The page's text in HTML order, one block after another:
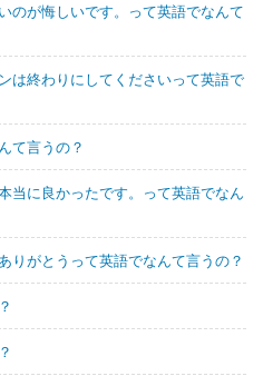
のが悔しいです。って英語でなんて
は終わりにしてくださいって英語で
て言うの？
当に良かったです。って英語でなん
りがとうって英語でなんて言うの？